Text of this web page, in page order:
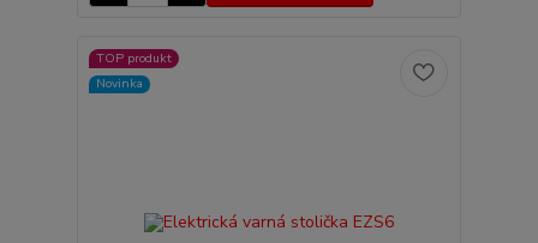
TOP produkt
Novinka